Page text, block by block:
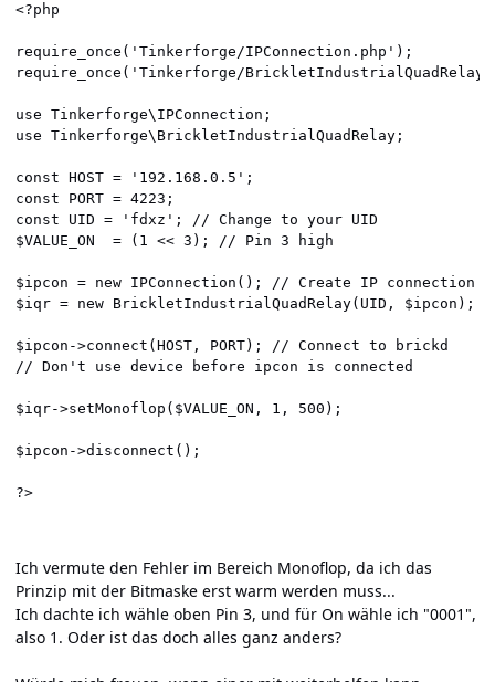
<?php
require_once('Tinkerforge/IPConnection.php');
require_once('Tinkerforge/
use Tinkerforge\IPConnection;
use Tinkerforge\BrickletIndustrialQuadRelay;
const HOST = '192.168.0.5';
const PORT = 4223;
const UID = 'fdxz'; // Change to your UID
$VALUE_ON  = (1 << 3); // Pin 3 high
$ipcon = new IPConnection(); // Create IP connection
$iqr = new BrickletIndustrialQuadRelay(UID, $ipcon);
$ipcon->connect(HOST, PORT); // Connect to brickd
// Don't use device before ipcon is connected
$iqr->setMonoflop($VALUE_ON, 1, 500);
$ipcon->disconnect();
?>
Ich vermute den Fehler im Bereich Monoflop, da ich das
Prinzip mit der Bitmaske erst warm werden muss...
Ich dachte ich wähle oben Pin 3, und für On wähle ich "0001",
also 1. Oder ist das doch alles ganz anders?